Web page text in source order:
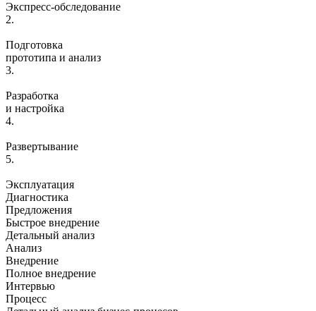
Экспресс-обследование
2.
Подготовка
прототипа и анализ
3.
Разработка
и настройка
4.
Развертывание
5.
Эксплуатация
Диагностика
Предложения
Быстрое внедрение
Детальный анализ
Анализ
Внедрение
Полное внедрение
Интервью
Процесс